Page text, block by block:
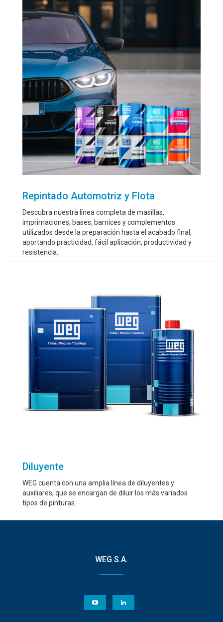
Repintado Automotriz y Flota
Descubra nuestra línea completa de masillas,
imprimaciones, bases, barnices y complementos
utilizados desde la preparación hasta el acabado final,
aportando practicidad, fácil aplicación, productividad y
resistencia.
Diluyente
WEG cuenta con una amplia línea de diluyentes y
auxiliares, que se encargan de diluir los más variados
tipos de pinturas.
WEG S.A.